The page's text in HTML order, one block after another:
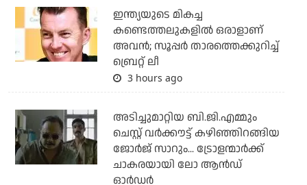
ഇന്ത്യയുടെ മികച്ച
കണ്ടെത്തലുകളില്‍ ഒരാളാണ്
അവന്‍; സൂപ്പര്‍ താരത്തെക്കുറിച്ച്
ബ്രെറ്റ് ലീ
3 hours ago
അടിച്ചുമാറ്റിയ ബി.ജി.എമ്മും
ചെസ്റ്റ് വര്‍ക്കൗട്ട് കഴിഞ്ഞിറങ്ങിയ
ജോര്‍ജ് സാറും... ട്രോളന്മാര്‍ക്ക്
ചാകരയായി ലോ ആന്‍ഡ്
ഓര്‍ഡര്‍